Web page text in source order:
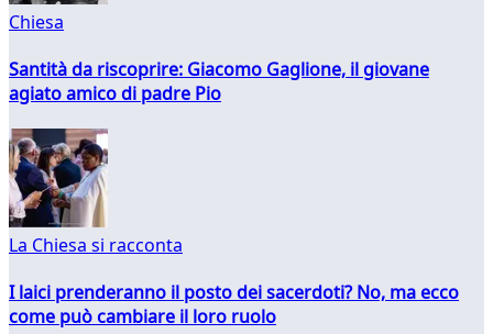
Chiesa
Santità da riscoprire: Giacomo Gaglione, il giovane
agiato amico di padre Pio
La Chiesa si racconta
I laici prenderanno il posto dei sacerdoti? No, ma ecco
come può cambiare il loro ruolo